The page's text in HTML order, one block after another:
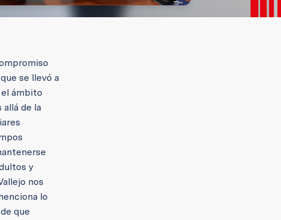
se llevó a
ámbito
de la
y
nos
lo
que